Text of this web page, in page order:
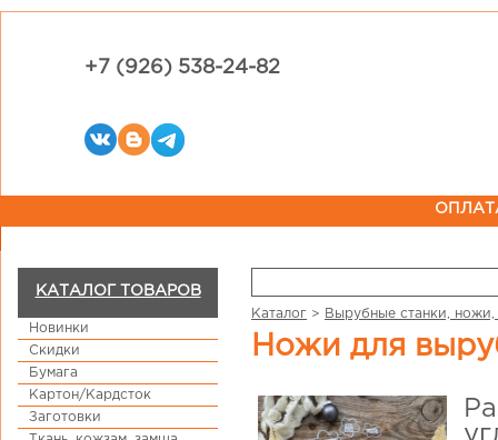
+7 (926) 538-24-82
КАТАЛОГ ТОВАРОВ
Новинки
Скидки
Бумага
Картон/Кардсток
Заготовки
Каталог > Вырубные станки, ножи,
Ножи для